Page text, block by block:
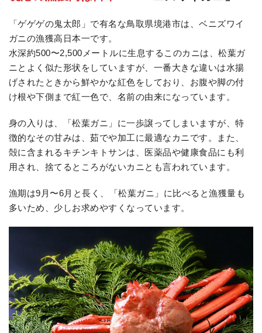
「ゲゲゲの鬼太郎」で有名な鳥取県境港市は、ベニズワイ
ガニの漁獲高日本一です。
水深約500〜2,500メートルに生息するこのカニは、松葉ガ
ニとよく似た形状をしていますが、一番大きな違いは水揚
げされたときから鮮やかな紅色をしており、お腹や脚の付
け根や下側まで紅一色で、名前の由来になっています。
身の入りは、「松葉ガニ」に一歩譲ってしまいますが、特
徴的なその甘みは、茹でや加工に最適なカニです。また、
殻に含まれるキチンキトサンは、医薬品や健康食品にも利
用され、捨てるところがないカニとも言われています。
漁期は9月〜6月と長く、「松葉ガニ」に比べると漁獲量も
多いため、少しお求めやすくなっています。